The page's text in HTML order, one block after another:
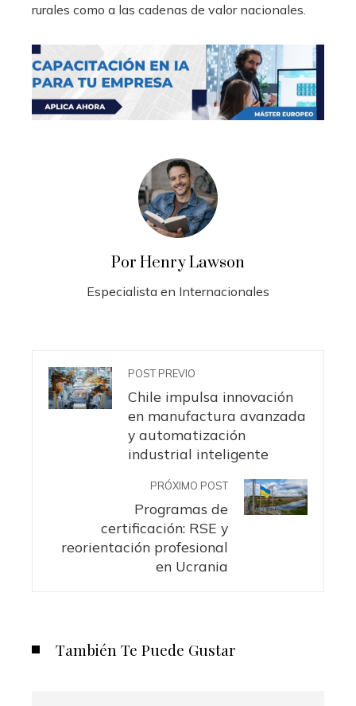
rurales como a las cadenas de valor nacionales.
Por Henry Lawson
Especialista en Internacionales
POST PREVIO
Chile impulsa innovación
en manufactura avanzada
y automatización
industrial inteligente
PRÓXIMO POST
Programas de
certificación: RSE y
reorientación profesional
en Ucrania
También Te Puede Gustar